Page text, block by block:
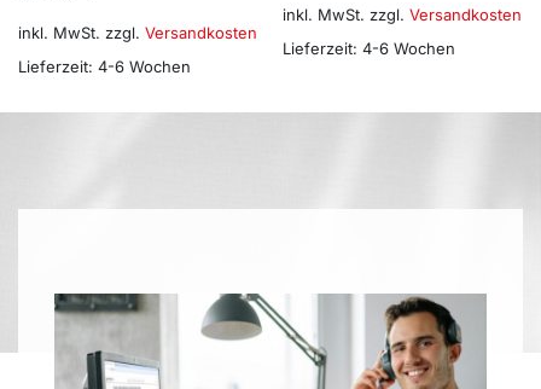
inkl. MwSt. zzgl. Versandkosten
Lieferzeit: 4-6 Wochen
inkl. MwSt. zzgl. Versandkosten
Lieferzeit: 4-6 Wochen